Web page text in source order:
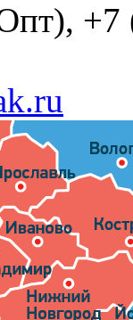
+7